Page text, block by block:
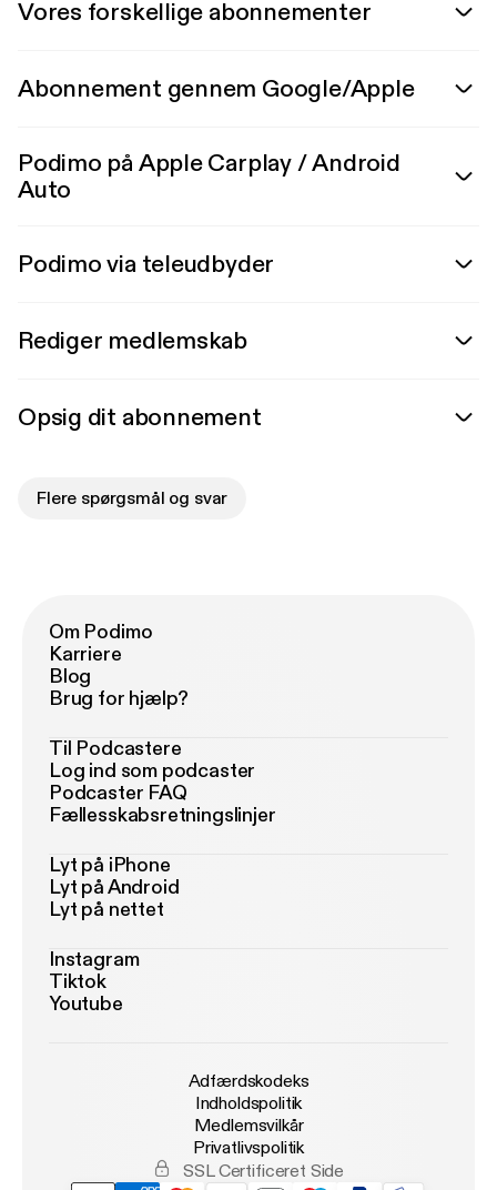
Vores forskellige abonnementer
Abonnement gennem Google/Apple
Podimo på Apple Carplay / Android
Auto
Podimo via teleudbyder
Rediger medlemskab
Opsig dit abonnement
Flere spørgsmål og svar
Om Podimo
Karriere
Blog
Brug for hjælp?
Til Podcastere
Log ind som podcaster
Podcaster FAQ
Fællesskabsretningslinjer
Lyt på iPhone
Lyt på Android
Lyt på nettet
Instagram
Tiktok
Youtube
Adfærdskodeks
Indholdspolitik
Medlemsvilkår
Privatlivspolitik
SSL Certificeret Side